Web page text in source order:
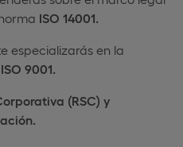
ISO 14001.
especializarás en la
9001.
(RSC) y